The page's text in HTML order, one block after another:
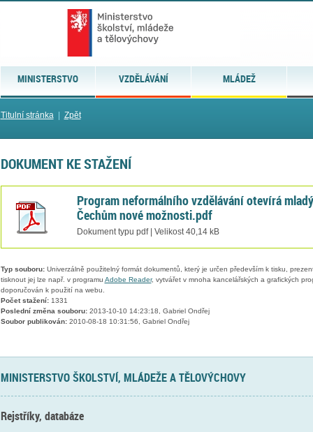
MINISTERSTVO VZDĚLÁVÁNÍ MLÁDEŽ
Titulní stránka| Zpět
DOKUMENT KE STAŽENÍ
Program neformálního vzdělávání otevírá
Čechům nové možnosti.pdf
Dokument typu pdf | Velikost 40,14 kB
Typ souboru:Univerzálně použitelný formát dokumentů, který je určen především k tisku,
tisknout jej lze např. v programu Adobe Reader, vytvářet v mnoha kancelářských a grafických
doporučován k použití na webu.
Počet stažení:1331
Poslední změna souboru:2013-10-10 14:23:18, Gabriel Ondřej
Soubor publikován:2010-08-18 10:31:56, Gabriel Ondřej
MINISTERSTVO ŠKOLSTVÍ, MLÁDEŽE A TĚLOVÝCHOVY
Rejstříky, databáze